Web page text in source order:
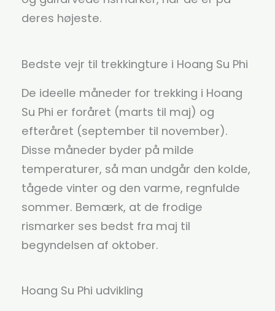
deres højeste.
Bedste vejr til trekkingture i Hoang Su Phi
De ideelle måneder for trekking i Hoang
Su Phi er foråret (marts til maj) og
efteråret (september til november).
Disse måneder byder på milde
temperaturer, så man undgår den kolde,
tågede vinter og den varme, regnfulde
sommer. Bemærk, at de frodige
rismarker ses bedst fra maj til
begyndelsen af oktober.
Hoang Su Phi udvikling